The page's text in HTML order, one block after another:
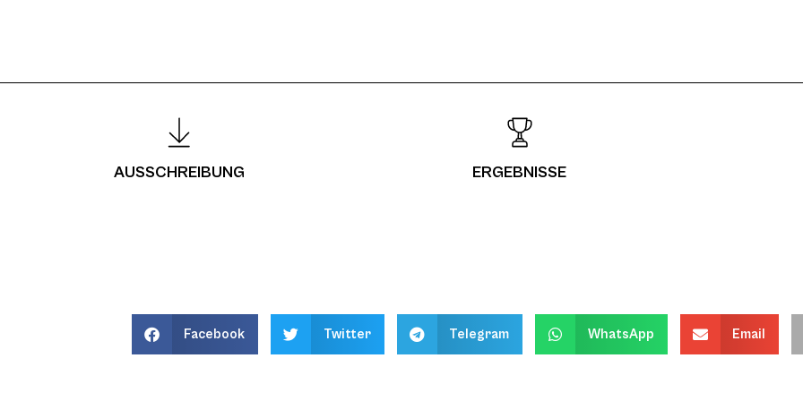
AUSSCHREIBUNG ERGEBNISSE
Facebook Twitter Telegram WhatsApp Email